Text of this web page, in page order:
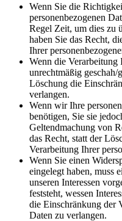
Wenn Sie die
personenbezogenen
Regel Zeit, um dies zu
haben Sie das Recht,
Ihrer
Wenn die Verarbeitung
unrechtmäßig geschah/
Löschung die
verlangen.
Wenn wir Ihre
benötigen, Sie sie
Geltendmachung von
das Recht, statt der
Verarbeitung Ihrer
Wenn Sie einen
eingelegt haben, muss
unseren Interessen
feststeht, wessen
die Einschränkung der
Daten zu verlangen.